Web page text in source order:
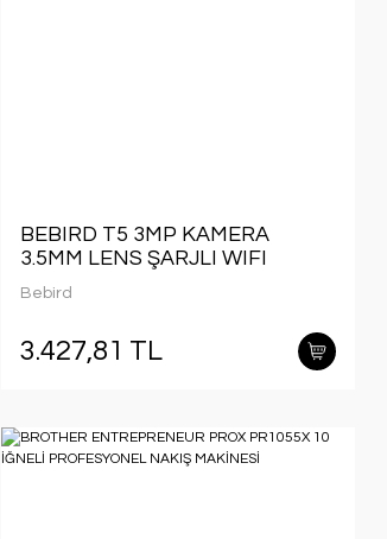
BEBIRD T5 3MP KAMERA
3.5MM LENS ŞARJLI WIFI
GÖRÜNTÜLÜ KULAK
TEMİZLEYİCİ PEMBE RENK
Bebird
3.427,81 TL